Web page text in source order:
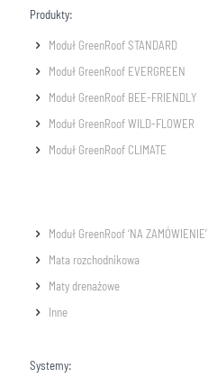
Produkty:
Moduł GreenRoof STANDARD
Moduł GreenRoof EVERGREEN
Moduł GreenRoof BEE-FRIENDLY
Moduł GreenRoof WILD-FLOWER
Moduł GreenRoof CLIMATE
Moduł GreenRoof ‘NA ZAMÓWIENIE’
Mata rozchodnikowa
Maty drenażowe
Inne
Systemy: